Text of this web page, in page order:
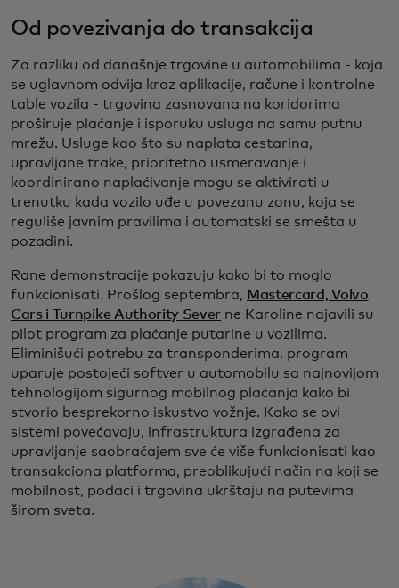
Od povezivanja do transakcija
Za razliku od današnje trgovine u automobilima - koja
se uglavnom odvija kroz aplikacije, račune i kontrolne
table vozila - trgovina zasnovana na koridorima
proširuje plaćanje i isporuku usluga na samu putnu
mrežu. Usluge kao što su naplata cestarina,
upravljane trake, prioritetno usmeravanje i
koordinirano naplaćivanje mogu se aktivirati u
trenutku kada vozilo uđe u povezanu zonu, koja se
reguliše javnim pravilima i automatski se smešta u
pozadini.
Rane demonstracije pokazuju kako bi to moglo
funkcionisati. Prošlog septembra, Mastercard, Volvo
Cars i Turnpike Authority Sever ne Karoline najavili su
pilot program za plaćanje putarine u vozilima.
Eliminišući potrebu za transponderima, program
uparuje postojeći softver u automobilu sa najnovijom
tehnologijom sigurnog mobilnog plaćanja kako bi
stvorio besprekorno iskustvo vožnje. Kako se ovi
sistemi povećavaju, infrastruktura izgrađena za
upravljanje saobraćajem sve će više funkcionisati kao
transakciona platforma, preoblikujući način na koji se
mobilnost, podaci i trgovina ukrštaju na putevima
širom sveta.